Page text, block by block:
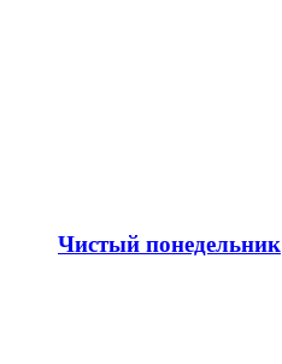
Чистый понедельник